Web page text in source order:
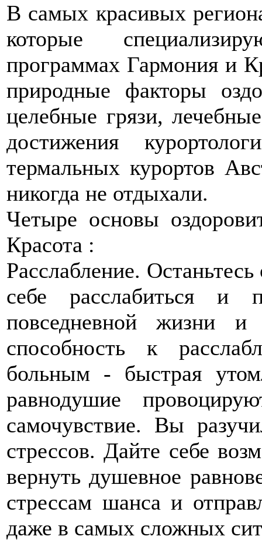
В самых красивых
которые
программах Гармония и
природные факторы
целебные грязи,
достижения
термальных курортов
никогда не отдыхали.
Четыре основы
Красота :
Расслабление.
себе расслабиться и
повседневной жизни и
способность к
больным - быстрая
равнодушие
самочувствие. Вы
стрессов. Дайте себе
вернуть душевное
стрессам шанса и
даже в самых сложных